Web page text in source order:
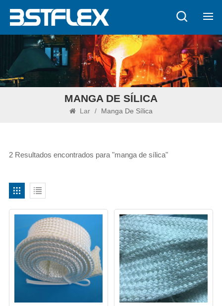
MANGA DE SÍLICA
Lar / Manga De Sílica
2 Resultados encontrados para "manga de sílica"